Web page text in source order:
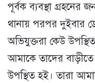
পূর্বক ব্যবস্থা
থানায় পরপর দুইবার
অভিযুক্তরা কেউ
আমাকে তাদের
উপস্থিত হই। তারা